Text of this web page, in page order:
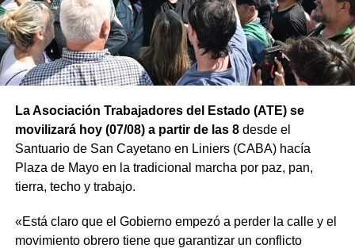
La Asociación Trabajadores del Estado (ATE) se
movilizará hoy (07/08) a partir de las 8desde el
Santuario de San Cayetano en Liniers (CABA) hacía
Plaza de Mayo en la tradicional marcha por paz, pan,
tierra, techo y trabajo.
«Está claro que el Gobierno empezó a perder la calle y el
movimiento obrero tiene que garantizar un conflicto